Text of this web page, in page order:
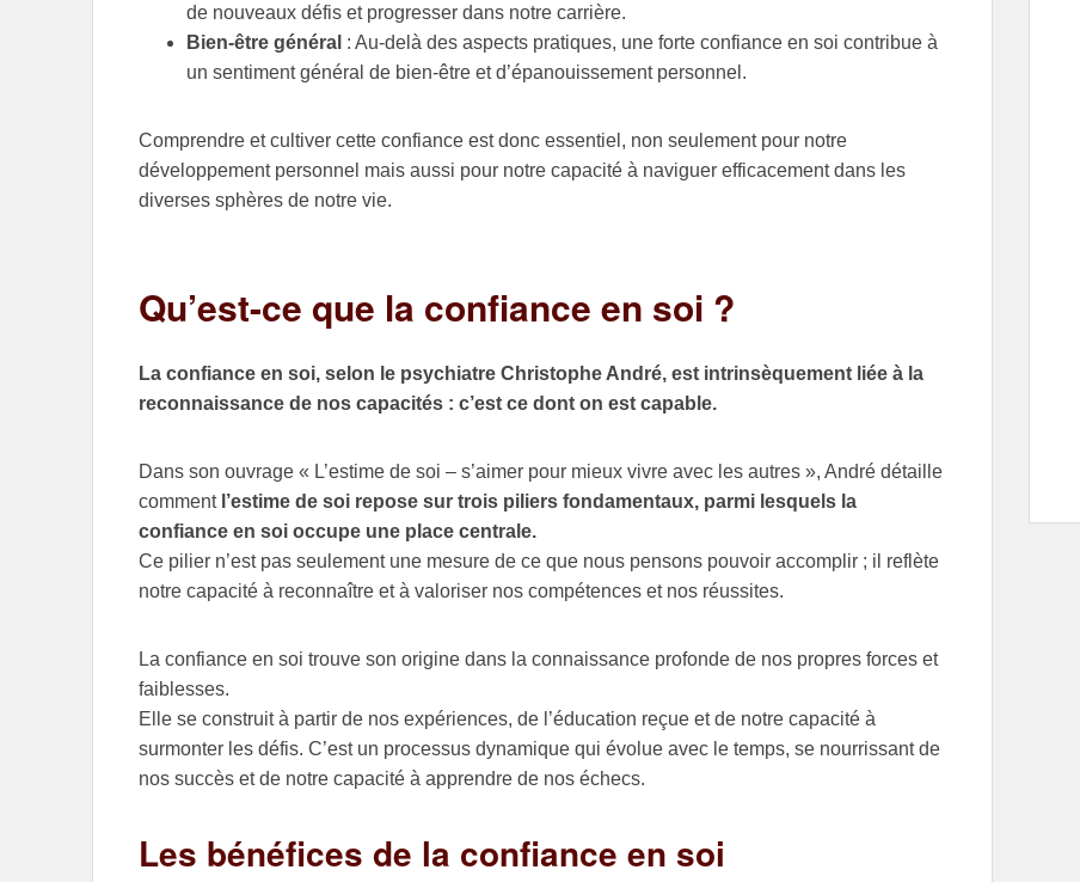
de nouveaux défis et progresser dans notre carrière.
Bien-être général : Au-delà des aspects pratiques, une forte confiance en soi contribue à
un sentiment général de bien-être et d’épanouissement personnel.
Comprendre et cultiver cette confiance est donc essentiel, non seulement pour notre
développement personnel mais aussi pour notre capacité à naviguer efficacement dans les
diverses sphères de notre vie.
Qu’est-ce que la confiance en soi ?
La confiance en soi, selon le psychiatre Christophe André, est intrinsèquement liée à la
reconnaissance de nos capacités : c’est ce dont on est capable.
Dans son ouvrage « L’estime de soi – s’aimer pour mieux vivre avec les autres », André détaille
commentl’estime de soi repose sur trois piliers fondamentaux, parmi lesquels la
confiance en soi occupe une place centrale.
Ce pilier n’est pas seulement une mesure de ce que nous pensons pouvoir accomplir ; il reflète
notre capacité à reconnaître et à valoriser nos compétences et nos réussites.
La confiance en soi trouve son origine dans la connaissance profonde de nos propres forces et
faiblesses.
Elle se construit à partir de nos expériences, de l’éducation reçue et de notre capacité à
surmonter les défis. C’est un processus dynamique qui évolue avec le temps, se nourrissant de
nos succès et de notre capacité à apprendre de nos échecs.
Les bénéfices de la confiance en soi